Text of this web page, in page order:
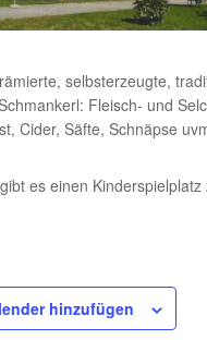
selbsterzeugte,
Fleisch- und
Cider, Säfte, Schnäpse
es einen
hinzufügen